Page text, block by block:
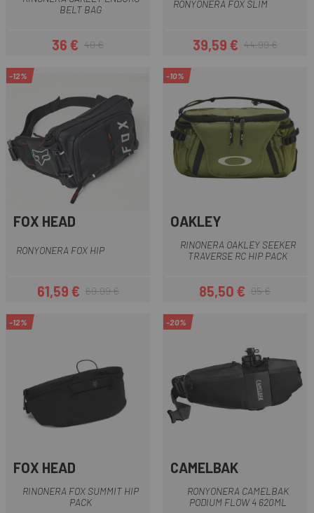
BELT BAG
Preu
36 €Preu regular
40 €
RONYONERA FOX SLIM
Preu
39,59 €Preu regular
44,99 €
-12%
FOX HEAD
RONYONERA FOX HIP
Preu
61,59 €Preu regular
69,99 €
-10%
OAKLEY
RINONERA OAKLEY SEEKER
TRAVERSE RC HIP PACK
Preu
85,50 €Preu regular
95 €
-12%
FOX HEAD
RINONERA FOX SUMMIT HIP
PACK
-20%
CAMELBAK
RONYONERA CAMELBAK
PODIUM FLOW 4 620ML